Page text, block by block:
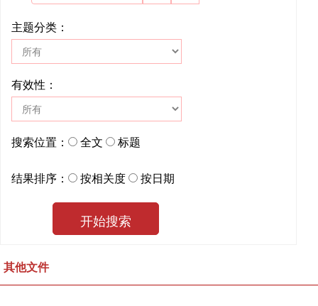
主题分类：
有效性：
搜索位置： 全文 标题
结果排序： 按相关度 按日期
其他文件